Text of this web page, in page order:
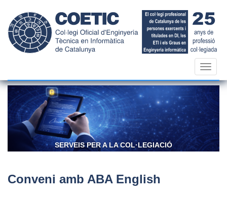
contingut
SERVEIS PER A LA COL·LEGIACIÓ
Conveni amb ABA English